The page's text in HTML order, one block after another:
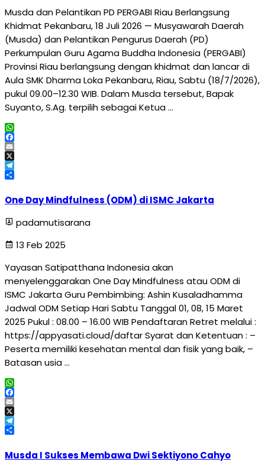
Musda dan Pelantikan PD PERGABI Riau Berlangsung
Khidmat Pekanbaru, 18 Juli 2026 — Musyawarah Daerah
(Musda) dan Pelantikan Pengurus Daerah (PD)
Perkumpulan Guru Agama Buddha Indonesia (PERGABI)
Provinsi Riau berlangsung dengan khidmat dan lancar di
Aula SMK Dharma Loka Pekanbaru, Riau, Sabtu (18/7/2026),
pukul 09.00–12.30 WIB. Dalam Musda tersebut, Bapak
Suyanto, S.Ag. terpilih sebagai Ketua …
WhatsApp
Facebook
Email
X
Telegram
One Day Mindfulness (ODM) di ISMC Jakarta
padamutisarana
13 Feb 2025
Yayasan Satipatthana Indonesia akan
menyelenggarakan One Day Mindfulness atau ODM di
ISMC Jakarta Guru Pembimbing: Ashin Kusaladhamma
Jadwal ODM Setiap Hari Sabtu Tanggal 01, 08, 15 Maret
2025 Pukul : 08.00 – 16.00 WIB Pendaftaran Retret melalui :
https://appyasati.cloud/daftar Syarat dan Ketentuan : –
Peserta memiliki kesehatan mental dan fisik yang baik, –
Batasan usia …
WhatsApp
Facebook
Email
X
Telegram
Musda I Sukses Membawa Dwi Sektiyono Cahyo